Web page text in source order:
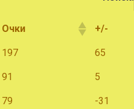
Очки +/-
Очки
+/-
197 65
91 5
79 -31